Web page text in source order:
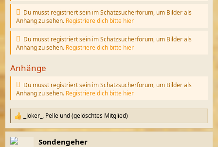
Du musst registriert sein im Schatzsucherforum, um Bilder als
Anhang zu sehen. Registriere dich bitte hier
Du musst registriert sein im Schatzsucherforum, um Bilder als
Anhang zu sehen. Registriere dich bitte hier
Anhänge
Du musst registriert sein im Schatzsucherforum, um Bilder als
Anhang zu sehen. Registriere dich bitte hier
R
e
a
k
_Joker_ , Pelle und(gelöschtes Mitglied)
Sondengeher